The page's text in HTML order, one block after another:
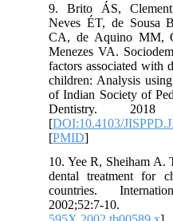
9. Brito ÁS,
Neves ÉT, de Sousa
CA, de Aquino MM,
Menezes VA.
factors associated
children: Analysis
of Indian Society of
Dentistry.
[DOI:10.4103/
[PMID
10. Yee R, Sheiham
dental treatment
countries.
2002;52:7-